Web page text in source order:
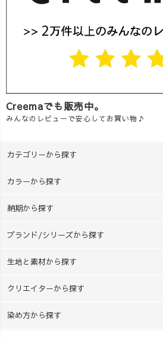
Creemaでも販売中。
みんなのレビューで安心してお買い物♪
カテゴリーから探す
カラーから探す
納期から探す
ブランド/シリーズから探す
生地と素材から探す
クリエイターから探す
染め方から探す